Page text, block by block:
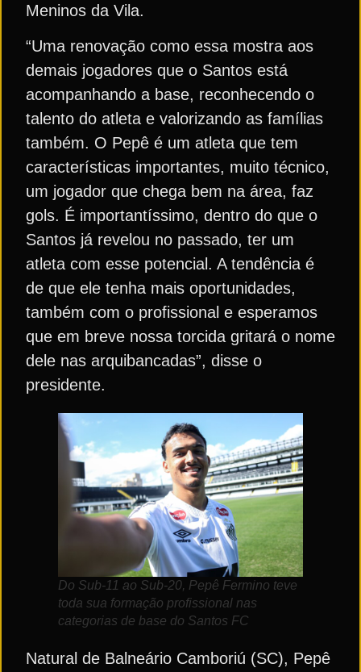
Meninos da Vila.
“Uma renovação como essa mostra aos
demais jogadores que o Santos está
acompanhando a base, reconhecendo o
talento do atleta e valorizando as famílias
também. O Pepê é um atleta que tem
características importantes, muito técnico,
um jogador que chega bem na área, faz
gols. É importantíssimo, dentro do que o
Santos já revelou no passado, ter um
atleta com esse potencial. A tendência é
de que ele tenha mais oportunidades,
também com o profissional e esperamos
que em breve nossa torcida gritará o nome
dele nas arquibancadas”, disse o
presidente.
Do Sub-11 ao Sub-20, Pepê Fermino teve
toda sua formação profissional nas
categorias de base do Santos FC
Natural de Balneário Camboriú (SC), Pepê